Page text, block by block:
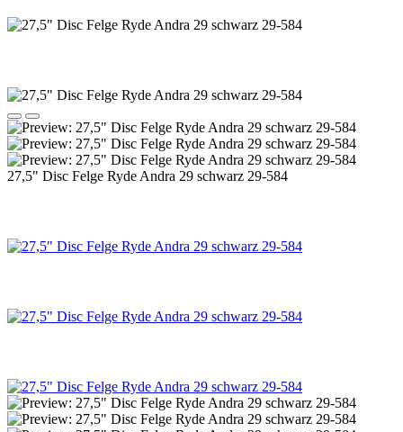
27,5" Disc Felge Ryde Andra 29 schwarz 29-584